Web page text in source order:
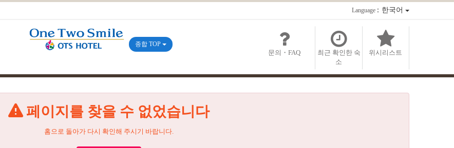
Language：한국어
문의・FAQ
최근 확인한 숙
소
위시리스트
종합 TOP
페이지를 찾을 수 없었습니다
홈으로 돌아가 다시 확인해 주시기 바랍니다.